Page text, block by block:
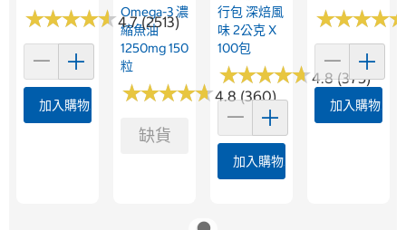
★★★★★
★★★★★4.7 (2513)
加入購物車
Omega-3 濃
縮魚油
1250mg 150
粒
★★★★★
★★★★★4.8 (360)
缺貨
行包 深焙風
味 2公克 X
100包
★★★★★
★★★★★4.8 (375)
加入購物車
★★★★
★★★★
加入購物車